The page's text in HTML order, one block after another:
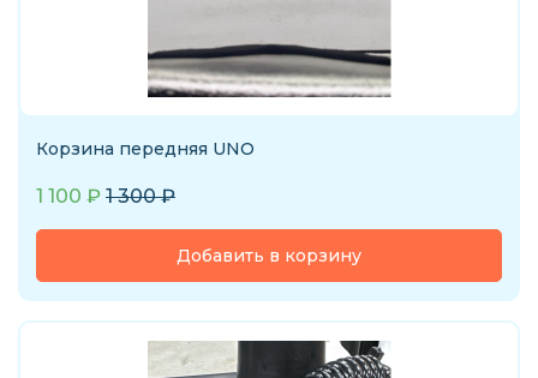
Корзина передняя UNO
1 100 ₽ 1 300₽
Добавить в корзину